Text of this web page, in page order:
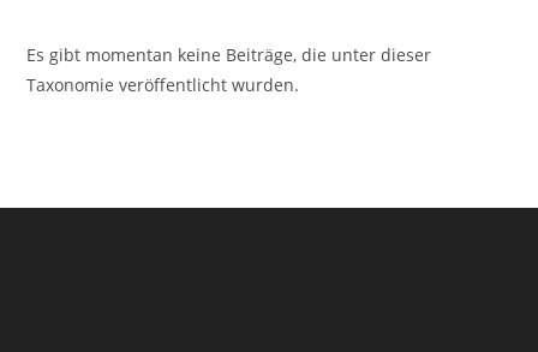
Es gibt momentan keine Beiträge, die unter dieser
Taxonomie veröffentlicht wurden.